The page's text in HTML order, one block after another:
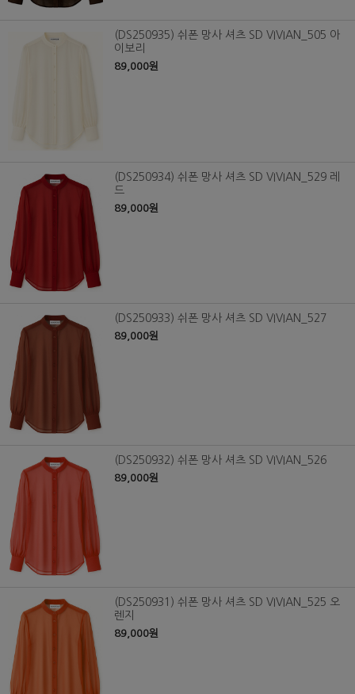
(DS250935) 쉬폰 망사 셔츠 SD VIVIAN_505 아
이보리
89,000원
(DS250934) 쉬폰 망사 셔츠 SD VIVIAN_529 레
드
89,000원
(DS250933) 쉬폰 망사 셔츠 SD VIVIAN_527
89,000원
(DS250932) 쉬폰 망사 셔츠 SD VIVIAN_526
89,000원
(DS250931) 쉬폰 망사 셔츠 SD VIVIAN_525 오
렌지
89,000원